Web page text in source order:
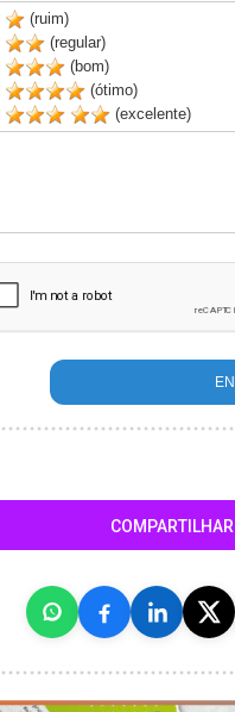
(ruim)
(regular)
(bom)
(ótimo)
(excelente)